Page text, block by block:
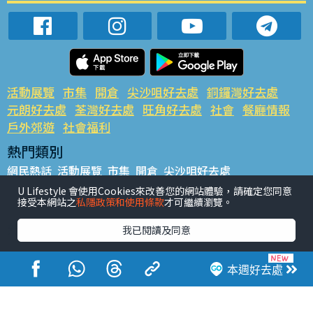
本週好去處
活動展覽 市集 開倉 尖沙咀好去處 銅鑼灣好去處
元朗好去處 荃灣好去處 旺角好去處 社會 餐廳情報
戶外郊遊 社會福利
熱門類別
網民熱話 活動展覽 市集 開倉 尖沙咀好去處
銅鑼灣好去處 元朗好去處 荃灣好去處 旺角好去處 社會
餐廳情報 戶外郊遊
熱門標籤
#UGO搵好去處 #人氣活動推介 #美食社群熱話
#親子玩樂好去處
#ULifestyle應用程式
#限時搶
#UJetso禮物放送
#ULifestyle商戶中心 #著數 #網絡熱話
U Lifestyle 會使用Cookies來改善您的網站體驗，請確定您同意
接受本網站之私隱政策和使用條款才可繼續瀏覽。
我已閱讀及同意